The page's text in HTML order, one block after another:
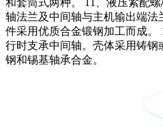
轴法兰及中间轴与主机输出端
件采用优质合金锻钢加工而成。
行时支承中间轴。壳体采用铸
钢和锡基轴承合金。